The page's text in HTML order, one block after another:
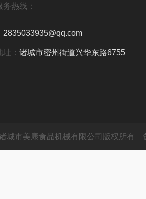
务热线：
2835033935@qq.com
： 诸城市密州街道兴华东路6755
城市美康食品机械有限公司版权所有